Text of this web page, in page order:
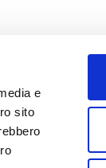
e
sito